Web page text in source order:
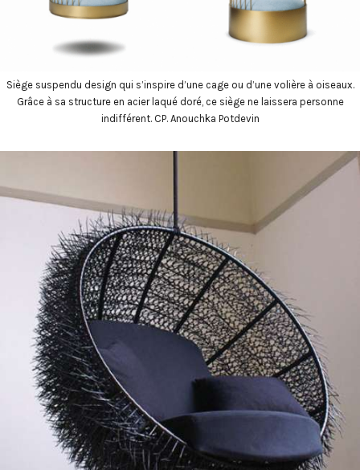
Siège suspendu design qui s’inspire d’une cage ou d’une volière à oiseaux.
Grâce à sa structure en acier laqué doré, ce siège ne laissera personne
indifférent. CP. Anouchka Potdevin